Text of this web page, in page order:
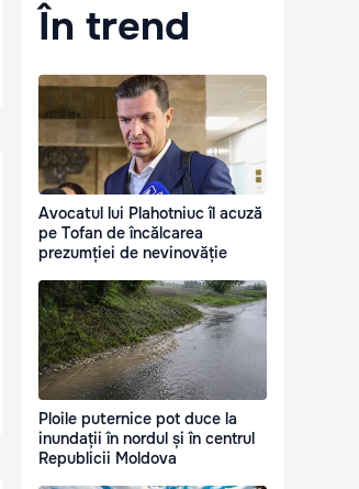
În trend
Avocatul lui Plahotniuc îl acuză
pe Tofan de încălcarea
prezumției de nevinovăție
Ploile puternice pot duce la
inundații în nordul și în centrul
Republicii Moldova